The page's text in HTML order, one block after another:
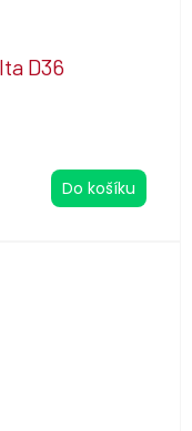
D36
Do košíku